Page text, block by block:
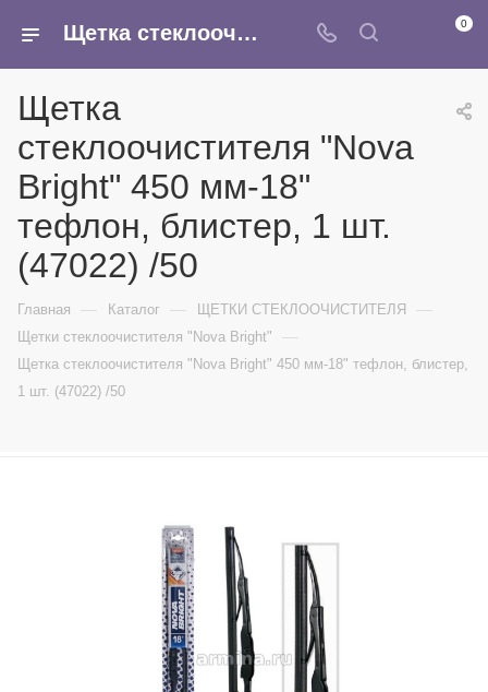
Щетка стеклоочистителя "Nova Bright" 450 мм-18" тефлон, блистер, 1 шт. (47022) /50 - купить в интернет-магазине Армина 0
Щетка
стеклоочистителя "Nova
Bright" 450 мм-18"
тефлон, блистер, 1 шт.
(47022) /50
Главная — Каталог — ЩЕТКИ СТЕКЛООЧИСТИТЕЛЯ —
Щетки стеклоочистителя "Nova Bright" —
Щетка стеклоочистителя "Nova Bright" 450 мм-18" тефлон, блистер,
1 шт. (47022) /50